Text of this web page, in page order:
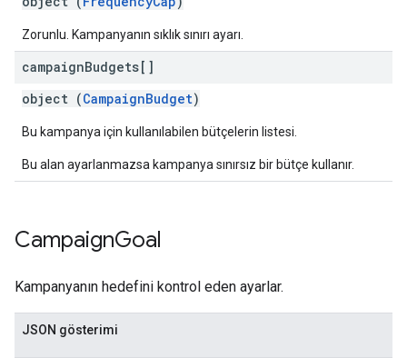
Zorunlu. Kampanyanın sıklık sınırı ayarı.
campaignBudgets[]
object (CampaignBudget)
Bu kampanya için kullanılabilen bütçelerin listesi.
Bu alan ayarlanmazsa kampanya sınırsız bir bütçe kullanır.
CampaignGoal
Kampanyanın hedefini kontrol eden ayarlar.
JSON gösterimi